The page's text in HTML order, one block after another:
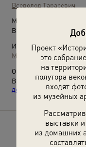
Проект
это
на
полутора
входят
из музейных
выставки
из домашних
Всеволод Тарасевич
Место съемки:
Волгоградская обл., г.
Источники:
МАММ / МДФ
О фотографии:
Выставки«В
добры...»
с этой